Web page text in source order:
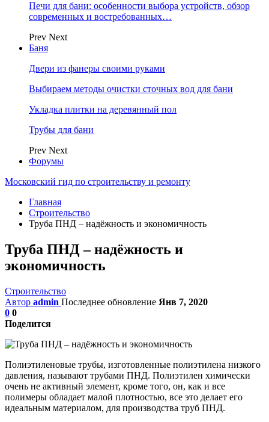
Печи для бани: особенности выбора устройств, обзор
современных и востребованных…
Prev Next
Баня
Двери из фанеры своими руками
Выбираем методы очистки сточных вод для бани
Укладка плитки на деревянный пол
Трубы для бани
Prev Next
Форумы
Московский гид по строительству и ремонту
Главная
Строительство
Труба ПНД – надёжность и экономичность
Труба ПНД – надёжность и
экономичность
Строительство
Автор admin Последнее обновление Янв 7, 2020
0 0
Поделится
Полиэтиленовые трубы, изготовленные полиэтилена низкого
давления, называют трубами ПНД. Полиэтилен химически
очень не активный элемент, кроме того, он, как и все
полимеры обладает малой плотностью, все это делает его
идеальным материалом, для производства труб ПНД.